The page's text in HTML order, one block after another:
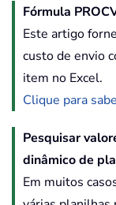
Fórmula
Este artigo
custo de envio
item no Excel.
Clique para
Pesquisar
dinâmico de
Em muitos